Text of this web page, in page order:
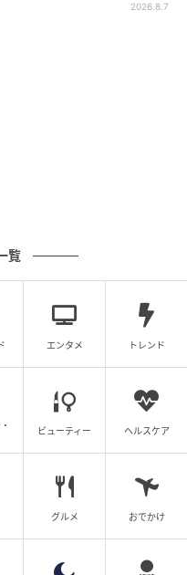
るシルエットとして人
2026.8.7
覧
エンタメ トレンド
ビューティー ヘルスケア
グルメ おでかけ